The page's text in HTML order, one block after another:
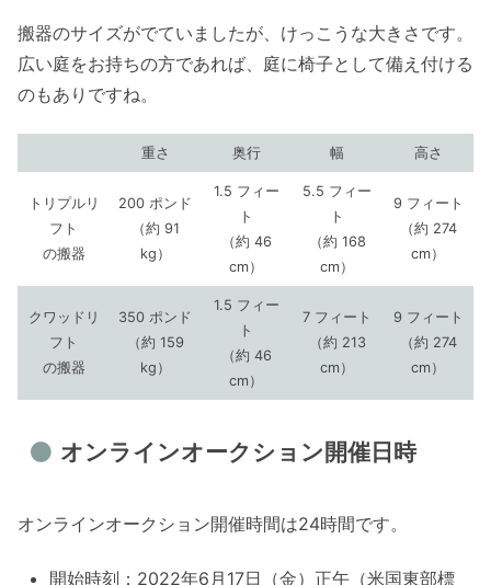
搬器のサイズがでていましたが、けっこうな大きさです。
広い庭をお持ちの方であれば、庭に椅子として備え付ける
のもありですね。
重さ 奥行 幅 高さ
トリプルリ
フト
の搬器
200 ポンド
（約 91
kg）
1.5 フィー
ト
（約 46
cm）
5.5 フィー
ト
（約 168
cm）
9 フィート
（約 274
cm）
クワッドリ
フト
の搬器
350 ポンド
（約 159
kg）
1.5 フィー
ト
（約 46
cm）
7 フィート
（約 213
cm）
9 フィート
（約 274
cm）
オンラインオークション開催日時
オンラインオークション開催時間は24時間です。
開始時刻：2022年6月17日（金）正午（米国東部標